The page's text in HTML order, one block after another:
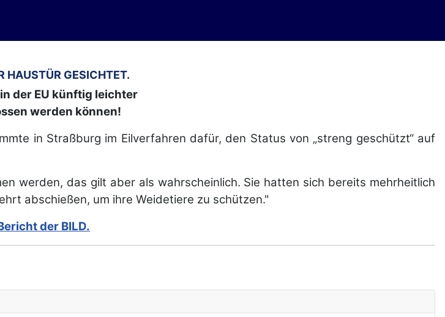
HAUSTÜR GESICHTET.
der EU künftig leichter
werden können!
in Straßburg im Eilverfahren dafür, den Status von „streng geschützt“ auf
werden, das gilt aber als wahrscheinlich. Sie hatten sich bereits mehrheitlich
abschießen, um ihre Weidetiere zu schützen."
der BILD.